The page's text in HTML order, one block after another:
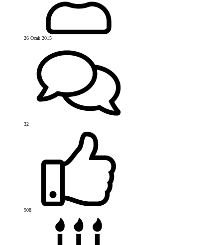
26 Ocak 2015
32
908